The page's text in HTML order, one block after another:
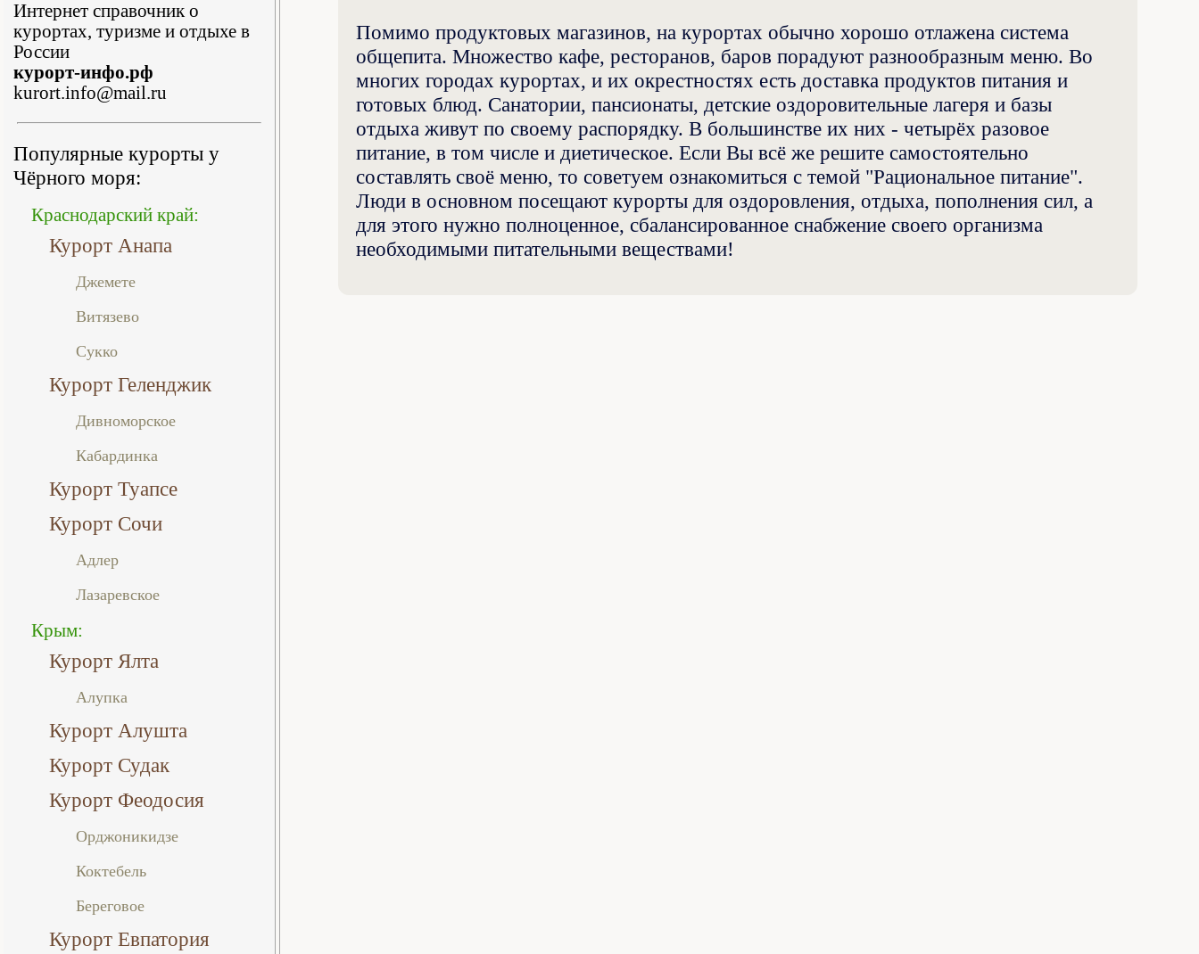
Интернет справочник о
курортах, туризме и отдыхе в
России
курорт-инфо.рф
kurort.info@mail.ru
Популярные курорты у
Чёрного моря:
Краснодарский край:
Курорт Анапа
Джемете
Витязево
Сукко
Курорт Геленджик
Дивноморское
Кабардинка
Курорт Туапсе
Курорт Сочи
Адлер
Лазаревское
Крым:
Курорт Ялта
Алупка
Курорт Алушта
Курорт Судак
Курорт Феодосия
Орджоникидзе
Коктебель
Береговое
Курорт Евпатория
Помимо продуктовых магазинов, на курортах обычно хорошо отлажена система
общепита. Множество кафе, ресторанов, баров порадуют разнообразным меню. Во
многих городах курортах, и их окрестностях есть доставка продуктов питания и
готовых блюд. Санатории, пансионаты, детские оздоровительные лагеря и базы
отдыха живут по своему распорядку. В большинстве их них - четырёх разовое
питание, в том числе и диетическое. Если Вы всё же решите самостоятельно
составлять своё меню, то советуем ознакомиться с темой "Рациональное питание".
Люди в основном посещают курорты для оздоровления, отдыха, пополнения сил, а
для этого нужно полноценное, сбалансированное снабжение своего организма
необходимыми питательными веществами!